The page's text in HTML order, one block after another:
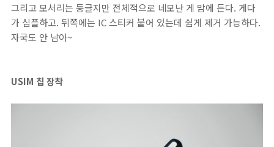
그리고 모서리는 둥글지만 전체적으로 네모난 게 맘에 든다. 게다
가 심플하고. 뒤쪽에는 IC 스티커 붙어 있는데 쉽게 제거 가능하다.
자국도 안 남아~
USIM 칩 장착